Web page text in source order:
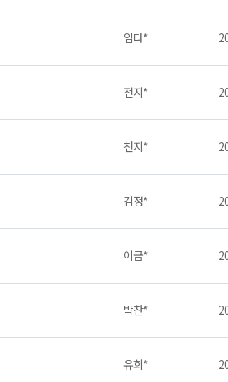
임다*
전지*
천지*
김정*
이금*
박찬*
유희*